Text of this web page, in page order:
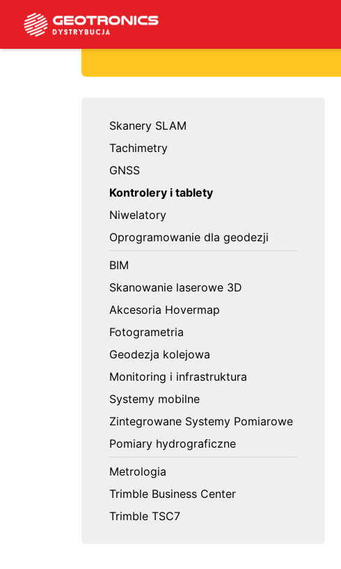
Skanery SLAM
Tachimetry
GNSS
Kontrolery i tablety
Niwelatory
Oprogramowanie dla geodezji
BIM
Skanowanie laserowe 3D
Akcesoria Hovermap
Fotogrametria
Geodezja kolejowa
Monitoring i infrastruktura
Systemy mobilne
Zintegrowane Systemy Pomiarowe
Pomiary hydrograficzne
Metrologia
Trimble Business Center
Trimble TSC7